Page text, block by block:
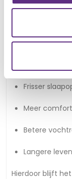
lucht
worden warmte
Dit biedt
Frisser
Meer
Betere
Langere
Hierdoor blijft